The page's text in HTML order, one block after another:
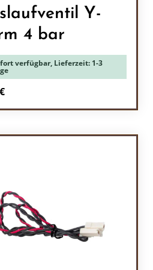
Y-
4 bar
verfügbar, Lieferzeit: 1-3
Preis: